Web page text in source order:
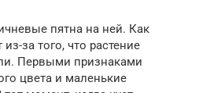
пятна на ней. Как
за того, что растение
Первыми признаками
цвета и маленькие